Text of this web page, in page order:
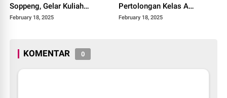
Soppeng, Gelar Kuliah
Perdana
February 18, 2025
Pertolongan Kelas A
Makassar
February 18, 2025
KOMENTAR 0